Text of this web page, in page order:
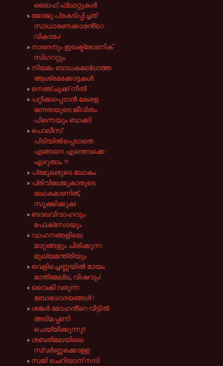
ലൈഫ് ഫ്ലാറ്റുകൾ
ജോജു പ്രകടിപ്പിച്ചത്
സാധാരണക്കാരൻ്റെ
വികാരം!
നാരദനും ഇലക്ട്രോണിക്
സിഗററ്റും
നിയമം ബാധകമല്ലാത്ത
ആശ്രമക്കോട്ടകൾ
നെഞ്ചുക്ക് നീതി
പറ്റിക്കപ്പെടാൻ കേരള
ജനതയുടെ ജീവിതം
പിന്നെയും ബാക്കി
പൊലീസ്
പിടിയിൽപ്പെടാതെ
എങ്ങനെ എന്തൊക്കെ
എഴുതാം ?!
പ്രമുഖരുടെ ലോകം
പ്രിവിലേജുകാരുടെ
ലോകമാണിത്,
സൂക്ഷിക്കുക!
ബാലവിവാഹവും
പോക്സോയും
വാഹനങ്ങളിലെ
മാറ്റങ്ങളും ചിരിക്കുന്ന
മുഖ്യമന്ത്രിയും
വെളിച്ചെണ്ണയിൽ മായം
മാത്രമല്ല, വിഷവും!
വൈകി വരുന്ന
ബോധോദയങ്ങൾ !
ശങ്കർ മോഹൻ്റെ വീട്ടിൽ
അടിമപ്പണി
ചെയ്യിക്കുന്നു!!
ശബരിമലയിലെ
സ്വർണ്ണക്കൊള്ള
സജി ചെറിയാന് നന്ദി